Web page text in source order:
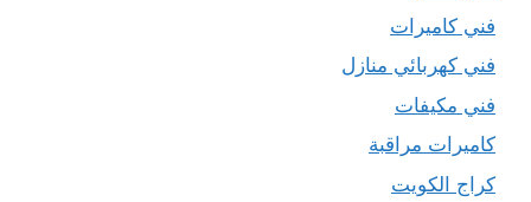
فني كاميرات
فني كهربائي منازل
فني مكيفات
كاميرات مراقبة
كراج الكويت